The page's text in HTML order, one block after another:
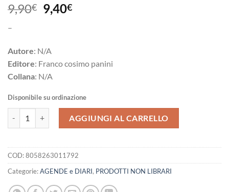
9,90€ Il
prezzo
era:
9,90€.
9,40€Il
–
Autore: N/A
Editore: Franco cosimo panini
Collana: N/A
Disponibile su ordinazione
AGGIUNGI AL CARRELLO
COD:8058263011792
Categorie:AGENDE e DIARI, PRODOTTI NON LIBRARI